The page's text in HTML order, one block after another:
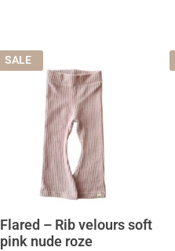
SALE
Flared – Rib velours soft
pink nude roze